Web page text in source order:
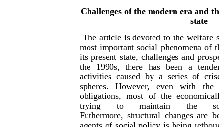
Challenges of the modern era and
state
The article is devoted to the welfare
most important social phenomena of
its present state, challenges and
the 1990s, there has been a
activities caused by a series of
spheres. However, even with
obligations, most of the
trying to maintain the
Futhermore, structural changes are
agents of social policy is being